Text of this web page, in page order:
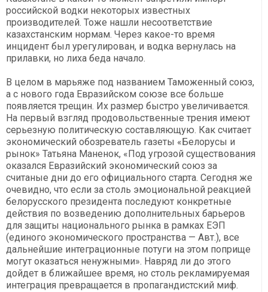
российской водки некоторых известных
производителей. Тоже нашли несоответствие
казахстанским нормам. Через какое-то время
инцидент был урегулирован, и водка вернулась на
прилавки, но лиха беда начало.
В целом в марьяже под названием Таможенный союз,
а с нового года Евразийском союзе все больше
появляется трещин. Их размер быстро увеличивается.
На первый взгляд продовольственные трения имеют
серьезную политическую составляющую. Как считает
экономический обозреватель газеты «Белорусы и
рынок» Татьяна Маненок, «Под угрозой существования
оказался Евразийский экономический союз за
считаные дни до его официального старта. Сегодня же
очевидно, что если за столь эмоциональной реакцией
белорусского президента последуют конкретные
действия по возведению дополнительных барьеров
для защиты национального рынка в рамках ЕЭП
(единого экономического пространства — Авт.), все
дальнейшие интеграционные потуги на этом поприще
могут оказаться ненужными». Навряд ли до этого
дойдет в ближайшее время, но столь рекламируемая
интеграция превращается в пропагандистский миф.